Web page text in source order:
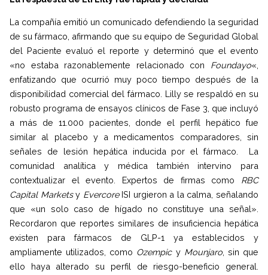
La compañía emitió un comunicado defendiendo la seguridad
de su fármaco, afirmando que su equipo de Seguridad Global
del Paciente evaluó el reporte y determinó que el evento
«no estaba razonablemente relacionado con Foundayo«,
enfatizando que ocurrió muy poco tiempo después de la
disponibilidad comercial del fármaco. Lilly se respaldó en su
robusto programa de ensayos clínicos de Fase 3, que incluyó
a más de 11.000 pacientes, donde el perfil hepático fue
similar al placebo y a medicamentos comparadores, sin
señales de lesión hepática inducida por el fármaco. La
comunidad analítica y médica también intervino para
contextualizar el evento. Expertos de firmas como RBC
Capital Marketsy EvercoreISI urgieron a la calma, señalando
que «un solo caso de hígado no constituye una señal».
Recordaron que reportes similares de insuficiencia hepática
existen para fármacos de GLP-1 ya establecidos y
ampliamente utilizados, como Ozempic y Mounjaro, sin que
ello haya alterado su perfil de riesgo-beneficio general.